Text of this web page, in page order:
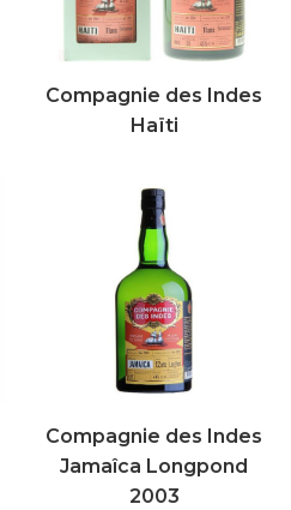
Compagnie des Indes
Haïti
Compagnie des Indes
Jamaîca Longpond
2003